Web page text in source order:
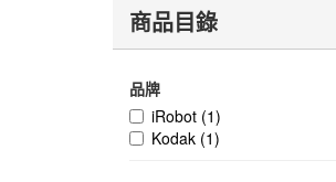
商品目錄
品牌
iRobot (1)
Kodak (1)